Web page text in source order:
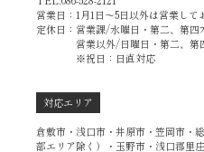
営業日：1月1日～5日以外は営業して
定休日：営業課/水曜日・第二、第四
営業以外/日曜日・第二、第
※祝日：日直対応
対応エリア
倉敷市・浅口市・井原市・笠岡市・
部エリア除く）・玉野市・浅口郡里